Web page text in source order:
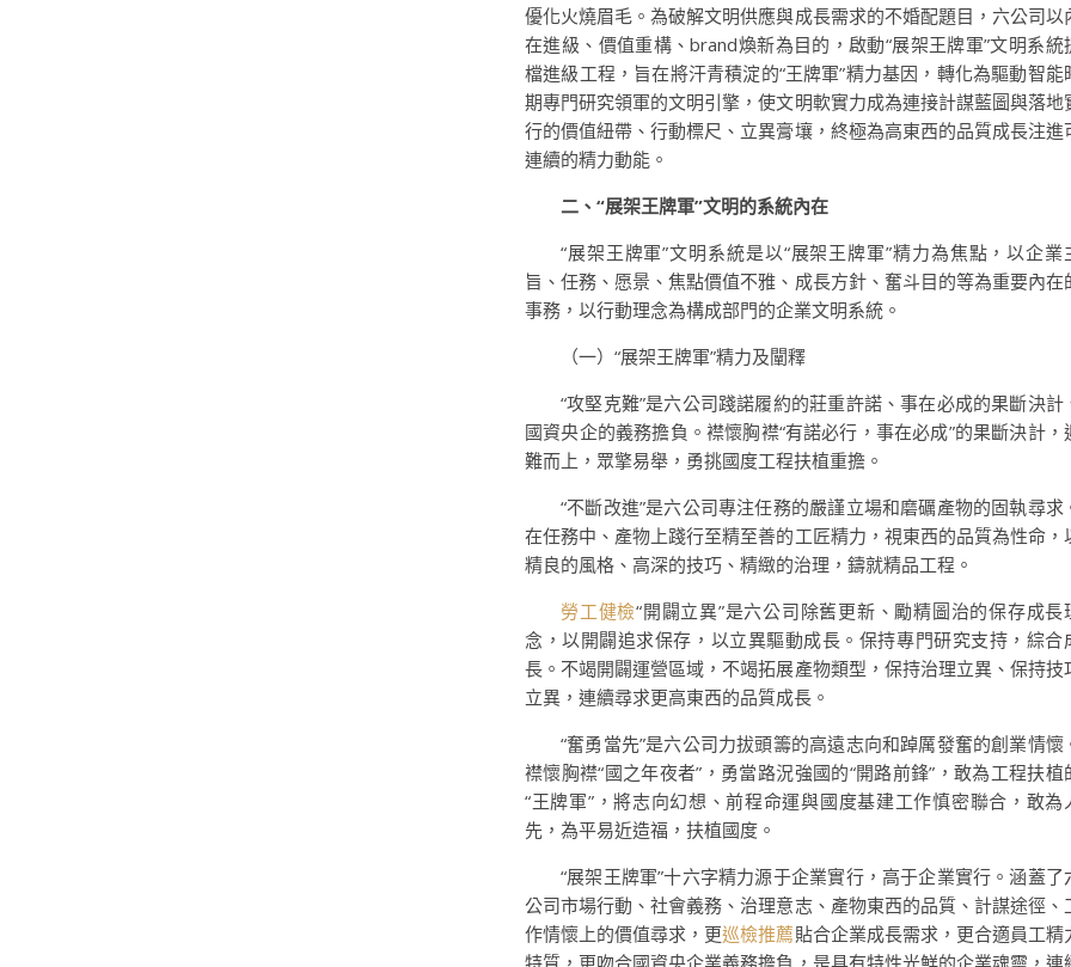
優化火燒眉毛。為破解文明供應與成長需求的不婚配題目，六公司以
在進級、價值重構、brand煥新為目的，啟動“展架王牌軍”文明系統
檔進級工程，旨在將汗青積淀的“王牌軍”精力基因，轉化為驅動智能
期專門研究領軍的文明引擎，使文明軟實力成為連接計謀藍圖與落地
行的價值紐帶、行動標尺、立異膏壤，終極為高東西的品質成長注進
連續的精力動能。
二、“展架王牌軍”文明的系統內在
“展架王牌軍”文明系統是以“展架王牌軍”精力為焦點，以企業
旨、任務、愿景、焦點價值不雅、成長方針、奮斗目的等為重要內在
事務，以行動理念為構成部門的企業文明系統。
（一）“展架王牌軍”精力及闡釋
“攻堅克難”是六公司踐諾履約的莊重許諾、事在必成的果斷決計
國資央企的義務擔負。襟懷胸襟“有諾必行，事在必成”的果斷決計，
難而上，眾擎易舉，勇挑國度工程扶植重擔。
“不斷改進”是六公司專注任務的嚴謹立場和磨礪產物的固執尋求
在任務中、產物上踐行至精至善的工匠精力，視東西的品質為性命，
精良的風格、高深的技巧、精緻的治理，鑄就精品工程。
勞工健檢“開闢立異”是六公司除舊更新、勵精圖治的保存成長
念，以開闢追求保存，以立異驅動成長。保持專門研究支持，綜合
長。不竭開闢運營區域，不竭拓展產物類型，保持治理立異、保持技
立異，連續尋求更高東西的品質成長。
“奮勇當先”是六公司力拔頭籌的高遠志向和踔厲發奮的創業情懷
襟懷胸襟“國之年夜者”，勇當路況強國的“開路前鋒”，敢為工程扶植
“王牌軍”，將志向幻想、前程命運與國度基建工作慎密聯合，敢為
先，為平易近造福，扶植國度。
“展架王牌軍”十六字精力源于企業實行，高于企業實行。涵蓋了
公司市場行動、社會義務、治理意志、產物東西的品質、計謀途徑、
作情懷上的價值尋求，更巡檢推薦貼合企業成長需求，更合適員工精
特質，更吻合國資央企業義務擔負，是具有特性光鮮的企業魂靈，連